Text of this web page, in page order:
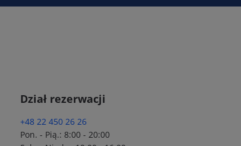
Dział rezerwacji
+48 22 450 26 26
Pon. - Pią.: 8:00 - 20:00